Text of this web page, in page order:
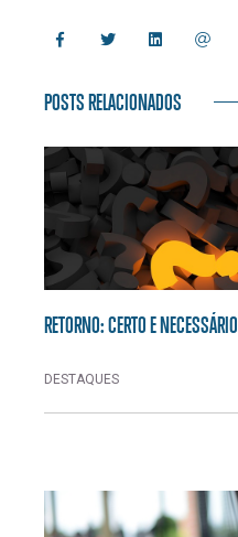
POSTS RELACIONADOS
RETORNO: CERTO E NECESSÁRIO
DESTAQUES